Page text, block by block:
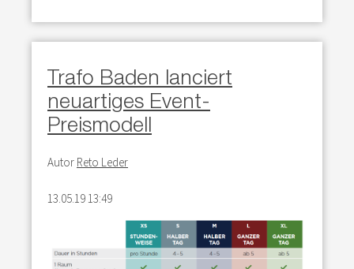
Trafo Baden lanciert
neuartiges Event-
Preismodell
Autor Reto Leder
13.05.19 13:49